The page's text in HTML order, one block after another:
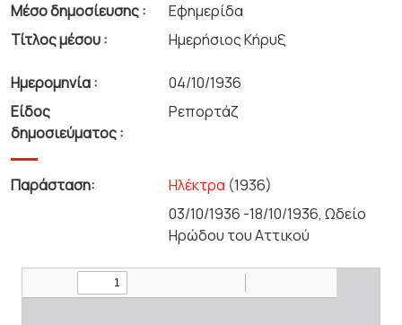
Μέσο δημοσίευσης :
Εφημερίδα
Τίτλος μέσου :
Ημερήσιος Κήρυξ
Ημερομηνία :
04/10/1936
Είδος
δημοσιεύματος :
Ρεπορτάζ
Παράσταση: Ηλέκτρα (1936)
03/10/1936 -18/10/1936, Ωδείο
Ηρώδου του Αττικού